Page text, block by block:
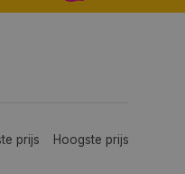
prijs Hoogste prijs